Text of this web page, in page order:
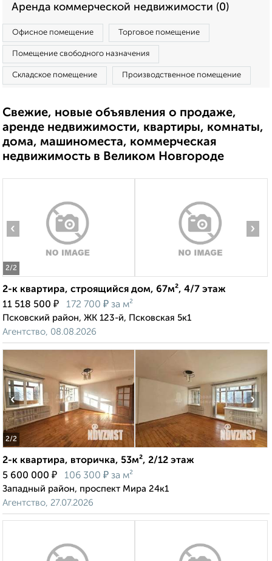
Аренда коммерческой недвижимости (0)
Офисное помещение Торговое помещение
Помещение свободного назначения
Складское помещение Производственное помещение
Свежие, новые объявления о продаже,
аренде недвижимости, квартиры, комнаты,
дома, машиноместа, коммерческая
недвижимость в Великом Новгороде
2/2
‹ ›
2-к квартира, строящийся дом, 67м², 4/7 этаж
11 518 500 ₽ 172 700 ₽ за м²
Псковский район, ЖК 123-й, Псковская 5к1
Агентство, 08.08.2026
2/2
‹ ›
2-к квартира, вторичка, 53м², 2/12 этаж
5 600 000 ₽ 106 300 ₽ за м²
Западный район, проспект Мира 24к1
Агентство, 27.07.2026